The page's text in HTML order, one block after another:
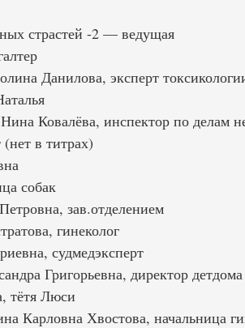
страстей -2 — ведущая
Данилова, эксперт
Ковалёва, инспектор по делам
в титрах)
собак
зав.отделением
гинеколог
судмедэксперт
Григорьевна, директор детдома
тётя Люси
Хвостова, начальница